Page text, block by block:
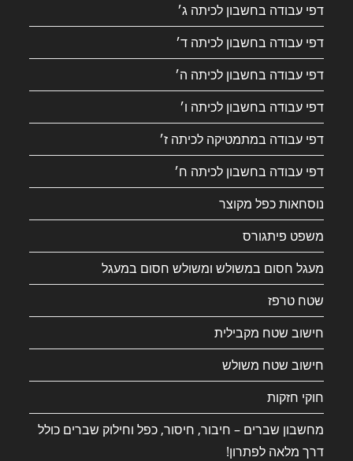
דפי עבודה בחשבון לכיתה ג׳
דפי עבודה בחשבון לכיתה ד׳
דפי עבודה בחשבון לכיתה ה׳
דפי עבודה בחשבון לכיתה ו׳
דפי עבודה במתמטיקה לכיתה ז׳
דפי עבודה בחשבון לכיתה ח׳
נוסחאות כפל מקוצר
משפט פיתגורס
מעגל חסום במשולש ומשולש חסום במעגל
שטח טרפז
חישוב שטח מקבילית
חישוב שטח משולש
חוקי חזקות
מחשבון שברים – חיבור, חיסור, כפל וחילוק שברים כולל
דרך מלאה לפתרון!